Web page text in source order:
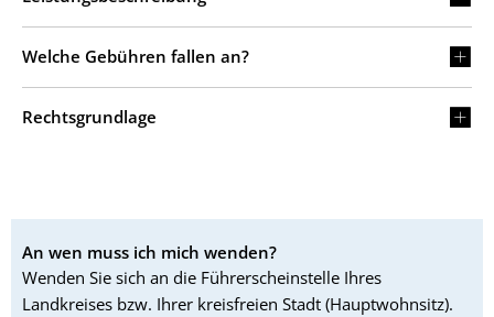
Welche Gebühren fallen an?
Rechtsgrundlage
An wen muss ich mich wenden?
Wenden Sie sich an die Führerscheinstelle Ihres
Landkreises bzw. Ihrer kreisfreien Stadt (Hauptwohnsitz).